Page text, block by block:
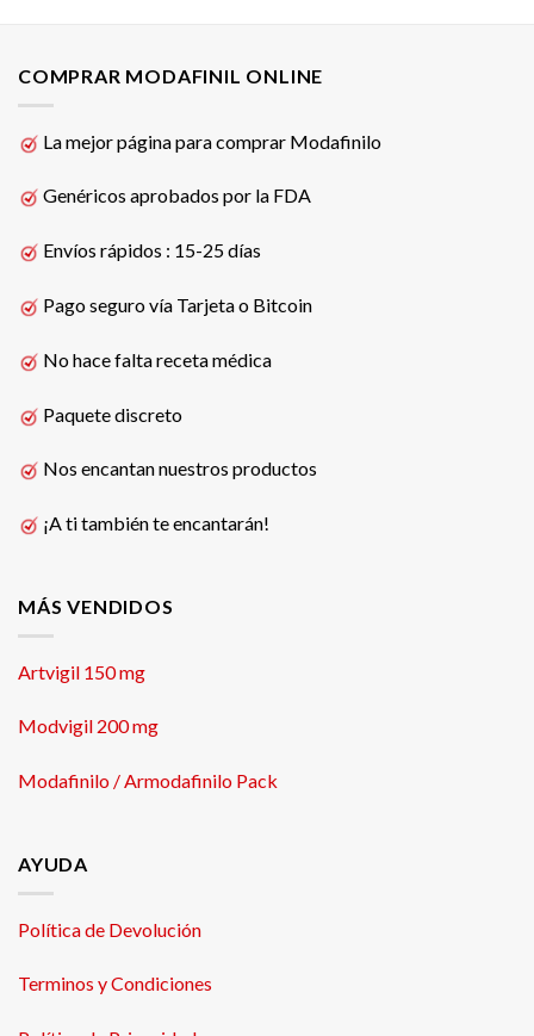
COMPRAR MODAFINIL ONLINE
La mejor página para comprar Modafinilo
Genéricos aprobados por la FDA
Envíos rápidos : 15-25 días
Pago seguro vía Tarjeta o Bitcoin
No hace falta receta médica
Paquete discreto
Nos encantan nuestros productos
¡A ti también te encantarán!
MÁS VENDIDOS
Artvigil 150 mg
Modvigil 200 mg
Modafinilo / Armodafinilo Pack
AYUDA
Política de Devolución
Terminos y Condiciones